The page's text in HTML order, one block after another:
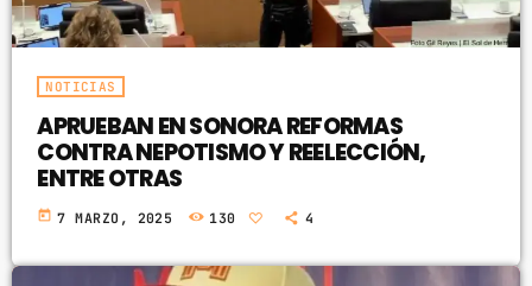
NOTICIAS
APRUEBAN EN SONORA REFORMAS
CONTRA NEPOTISMO Y REELECCIÓN,
ENTRE OTRAS
today 7 MARZO, 2025 130 4